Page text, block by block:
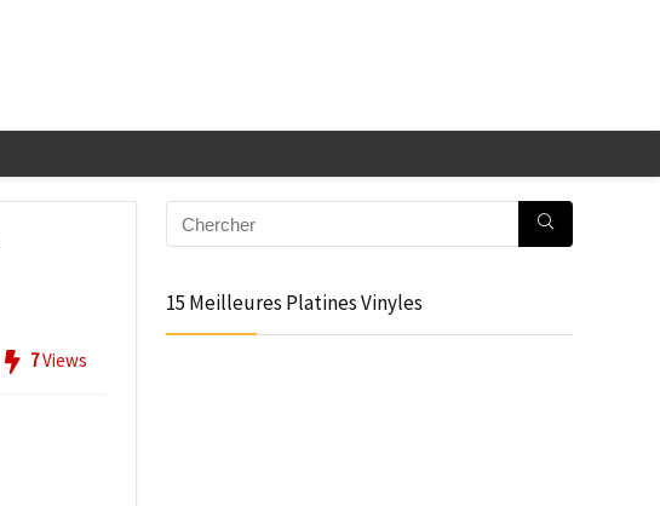
7Views
15 Meilleures Platines Vinyles